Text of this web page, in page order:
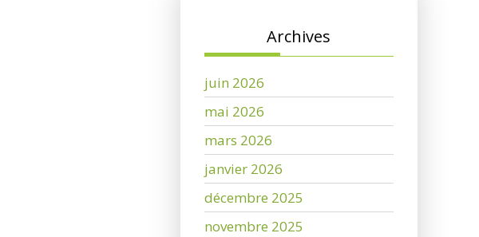
Archives
juin 2026
mai 2026
mars 2026
janvier 2026
décembre 2025
novembre 2025